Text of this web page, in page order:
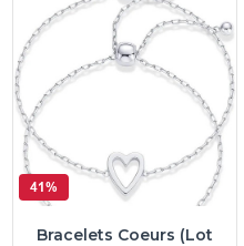
41%
Bracelets Coeurs (Lot